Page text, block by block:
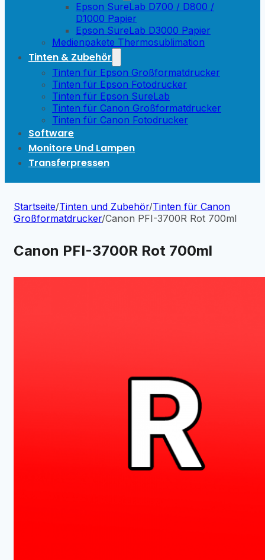
Epson SureLab D700 / D800 /
D1000 Papier
Epson SureLab D3000 Papier
Medienpakete Thermosublimation
Tinten & Zubehör
Tinten für Epson Großformatdrucker
Tinten für Epson Fotodrucker
Tinten für Epson SureLab
Tinten für Canon Großformatdrucker
Tinten für Canon Fotodrucker
Software
Monitore Und Lampen
Transferpressen
Startseite/Tinten und Zubehör/Tinten für Canon
Großformatdrucker/Canon PFI-3700R Rot 700ml
Canon PFI-3700R Rot 700ml